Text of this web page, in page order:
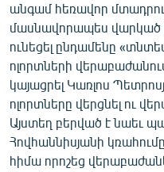
անգամ հեռավոր
մասնավորապես վարկած
ունեցել ընդամենը
ոլորտների
կայացրել Կառլոս
ոլորտները վերցնել ու
Այստեղ բերված է նաեւ
Հովհաննիսյանի
հիմա որոշեց